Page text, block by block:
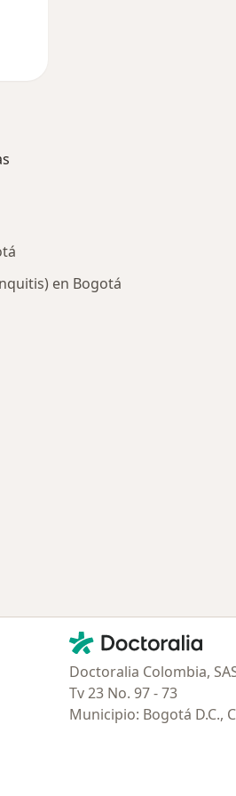
en Bogotá
Contacto
Doctoralia - Página de inicio
Doctoralia Colombia,
Tv 23 No. 97 - 73
Municipio: Bogotá D.C.,